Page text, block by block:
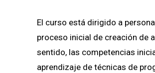
El curso está dirigido a
proceso inicial de creación de
sentido, las competencias
aprendizaje de técnicas de